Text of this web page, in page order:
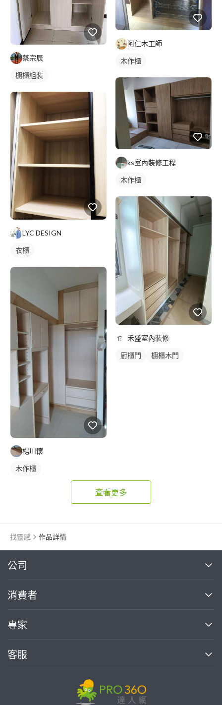
蔡宗辰
櫥櫃組裝
LYC DESIGN
衣櫃
楊川懷
木作櫃
阿仁木工師
木作櫃
ks室內裝修工程
木作櫃
禾盛室內裝修
廚櫃門 櫥櫃木門
查看更多
找靈感 作品詳情
公司
關於我們
部落格
加入我們
消費者
買服務
熱門服務
專家
案件中心
客服
繼續完成